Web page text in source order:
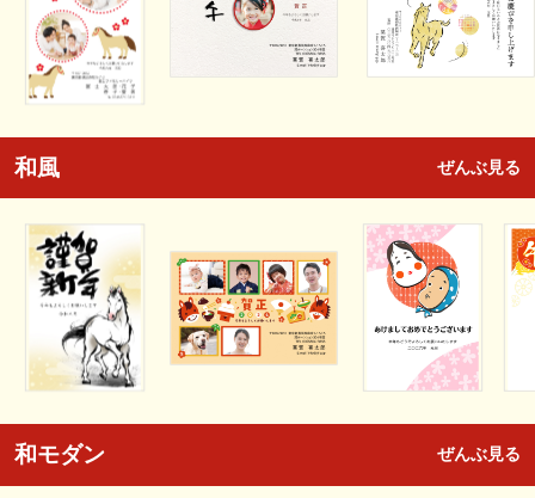
和風 ぜんぶ見る
和モダン ぜんぶ見る